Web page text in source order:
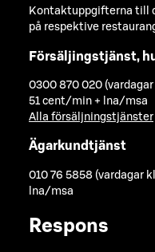
Kontaktuppgifterna till
på respektive
Försäljingstjänst,
0300 870 020
51 cent/min + lna/msa
Alla försäljningstjänster
Ägarkundtjänst
010 76 5858 (vardagar
lna/msa
Respons